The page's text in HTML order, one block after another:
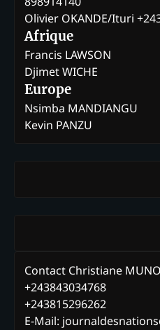
Olivier OKANDE/Ituri
Afrique
Francis LAWSON
Djimet WICHE
Europe
Nsimba MANDIANGU
Kevin PANZU
Contact Christiane
+243843034768
+243815296262
E-Mail: